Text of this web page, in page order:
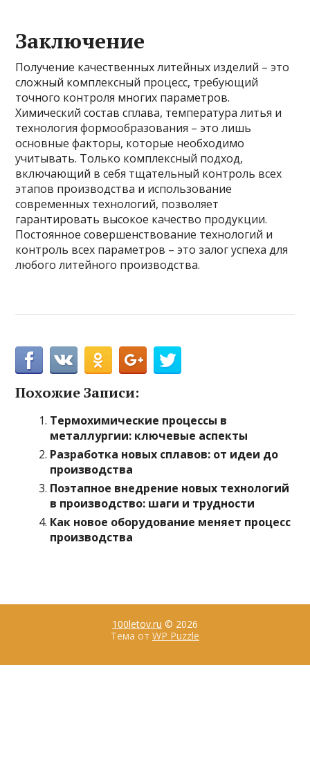
Заключение
Получение качественных литейных изделий – это
сложный комплексный процесс, требующий
точного контроля многих параметров.
Химический состав сплава, температура литья и
технология формообразования – это лишь
основные факторы, которые необходимо
учитывать. Только комплексный подход,
включающий в себя тщательный контроль всех
этапов производства и использование
современных технологий, позволяет
гарантировать высокое качество продукции.
Постоянное совершенствование технологий и
контроль всех параметров – это залог успеха для
любого литейного производства.
Похожие Записи:
Термохимические процессы в
металлургии: ключевые аспекты
Разработка новых сплавов: от идеи до
производства
Поэтапное внедрение новых технологий
в производство: шаги и трудности
Как новое оборудование меняет процесс
производства
100letov.ru © 2026
Тема от WP Puzzle